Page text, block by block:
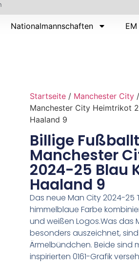
Nationalmannschaften
Startseite / Manchester City
Manchester City Heimtrikot
Haaland 9
Billige
Manchester
2024-25 Blau
Haaland 9
Das neue Man City 2024-25
himmelblaue Farbe
und weißen Logos.Was das
besonders auszeichnet,
Ärmelbündchen. Beide sind
inspirierten 0161-Grafik